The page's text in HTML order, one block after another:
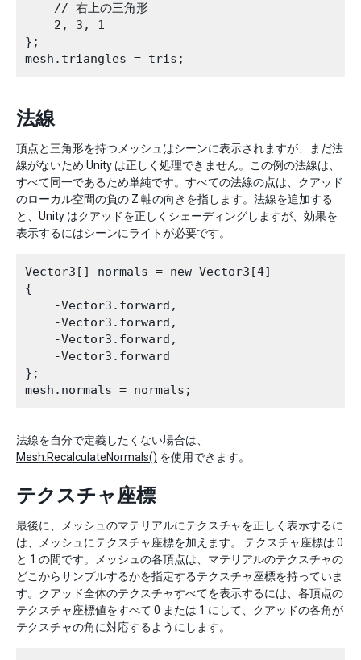
    // 右上の三角形
    2, 3, 1
};
法線
頂点と三角形を持つメッシュはシーンに表示されますが、まだ法
線がないため Unity は正しく処理できません。この例の法線は、
すべて同一であるため単純です。すべての法線の点は、クアッド
のローカル空間の負の Z 軸の向きを指します。法線を追加する
と、Unity はクアッドを正しくシェーディングしますが、効果を
表示するにはシーンにライトが必要です。
Vector3[] normals = new Vector3[4]
{
    -Vector3.forward,
    -Vector3.forward,
    -Vector3.forward,
    -Vector3.forward
};
法線を自分で定義したくない場合は、
Mesh.RecalculateNormals() を使用できます。
テクスチャ座標
最後に、メッシュのマテリアルにテクスチャを正しく表示するに
は、メッシュにテクスチャ座標を加えます。 テクスチャ座標は 0
と 1 の間です。メッシュの各頂点は、マテリアルのテクスチャの
どこからサンプルするかを指定するテクスチャ座標を持っていま
す。クアッド全体のテクスチャすべてを表示するには、各頂点の
テクスチャ座標値をすべて 0 または 1 にして、クアッドの各角が
テクスチャの角に対応するようにします。